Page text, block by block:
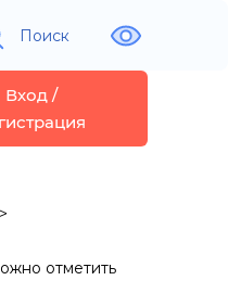
Поиск
Вход /
отметить